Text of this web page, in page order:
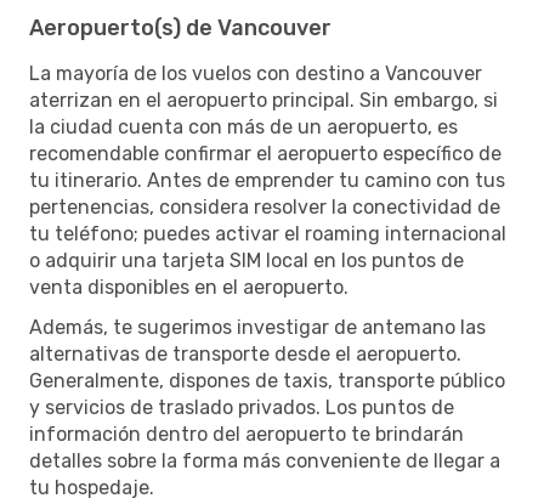
Aeropuerto(s) de Vancouver
La mayoría de los vuelos con destino a Vancouver
aterrizan en el aeropuerto principal. Sin embargo, si
la ciudad cuenta con más de un aeropuerto, es
recomendable confirmar el aeropuerto específico de
tu itinerario. Antes de emprender tu camino con tus
pertenencias, considera resolver la conectividad de
tu teléfono; puedes activar el roaming internacional
o adquirir una tarjeta SIM local en los puntos de
venta disponibles en el aeropuerto.
Además, te sugerimos investigar de antemano las
alternativas de transporte desde el aeropuerto.
Generalmente, dispones de taxis, transporte público
y servicios de traslado privados. Los puntos de
información dentro del aeropuerto te brindarán
detalles sobre la forma más conveniente de llegar a
tu hospedaje.